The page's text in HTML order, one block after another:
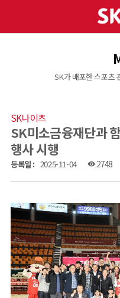
SK가 배포한 스포츠
SK나이츠
SK미소금융재단과
행사 시행
등록일 : 2025-11-04 visibility 2748